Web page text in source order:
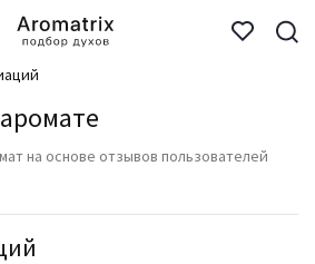
на основе отзывов пользователей